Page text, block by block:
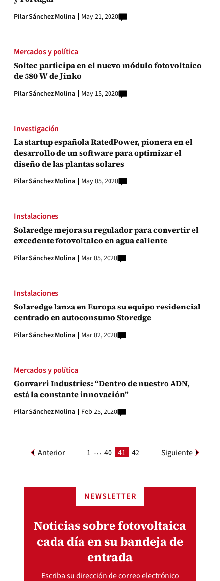
Pilar Sánchez Molina May 21, 2020
Mercados y política
Soltec participa en el nuevo módulo fotovoltaico
de 580 W de Jinko
Pilar Sánchez Molina May 15, 2020
Investigación
La startup española RatedPower, pionera en el
desarrollo de un software para optimizar el
diseño de las plantas solares
Pilar Sánchez Molina May 05, 2020
Instalaciones
Solaredge mejora su regulador para convertir el
excedente fotovoltaico en agua caliente
Pilar Sánchez Molina Mar 05, 2020
Instalaciones
Solaredge lanza en Europa su equipo residencial
centrado en autoconsumo Storedge
Pilar Sánchez Molina Mar 02, 2020
Mercados y política
Gonvarri Industries: “Dentro de nuestro ADN,
está la constante innovación”
Pilar Sánchez Molina Feb 25, 2020
Anterior 1 … 40 41 42 Siguiente
NEWSLETTER
Noticias sobre fotovoltaica
cada día en su bandeja de
entrada
Escriba su dirección de correo electrónico